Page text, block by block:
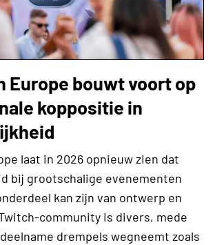
Europe bouwt voort op
koppositie in
laat in 2026 opnieuw zien dat
bij grootschalige evenementen
kan zijn van ontwerp en
community is divers, mede
drempels wegneemt zoals